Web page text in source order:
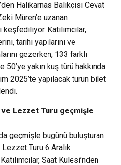
Halikarnas Balıkçısı Cevat
Müren’e uzanan
Katılımcılar,
tarihi yapılarını ve
gezerken, 133 farklı
50’ye yakın kuş türü hakkında
2025’te yapılacak turun bilet
ve Lezzet Turu geçmişle
geçmişle bugünü buluşturan
Lezzet Turu 6 Aralık
Saat Kulesi’nden